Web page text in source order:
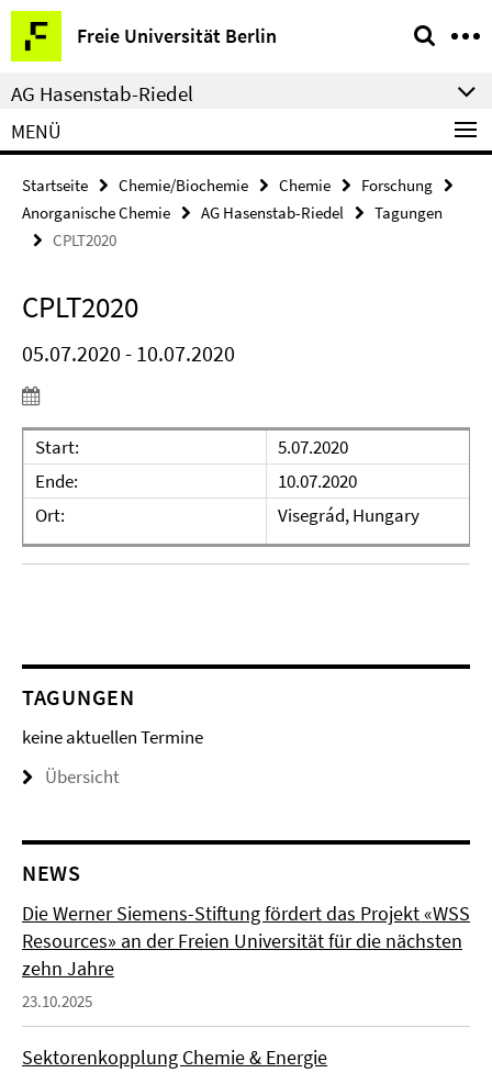
Springe
direkt
zu
Inhalt
Freie Universität Berlin
Service-
Navigation
AG Hasenstab-Riedel
MENÜ
Startseite Chemie/Biochemie Chemie
Forschung
Anorganische Chemie
AG Hasenstab-Riedel
Tagungen
CPLT2020
CPLT2020
05.07.2020 - 10.07.2020
Start:
5.07.2020
Ende:
10.07.2020
Ort:
Visegrád, Hungary
TAGUNGEN
keine aktuellen Termine
Übersicht
NEWS
Die Werner Siemens-Stiftung fördert das Projekt «WSS
Resources» an der Freien Universität für die nächsten
zehn Jahre
23.10.2025
Sektorenkopplung Chemie & Energie